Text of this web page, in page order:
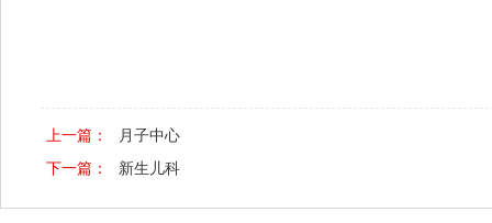
上一篇：
月子中心
下一篇：
新生儿科